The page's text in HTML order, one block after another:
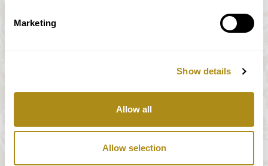
Marketing
Show details
Allow all
Allow selection
Unser Zahlungssystem wird vollständig und sicher von
STRIPE Payments bereitgestellt. Nachdem Sie das
Bestellformular korrekt ausgefüllt haben, werden Sie zum